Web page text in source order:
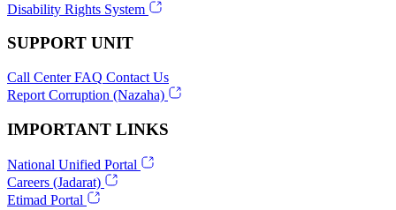
Disability Rights System
SUPPORT UNIT
Call Center FAQ Contact Us
Report Corruption (Nazaha)
IMPORTANT LINKS
National Unified Portal
Careers (Jadarat)
Etimad Portal